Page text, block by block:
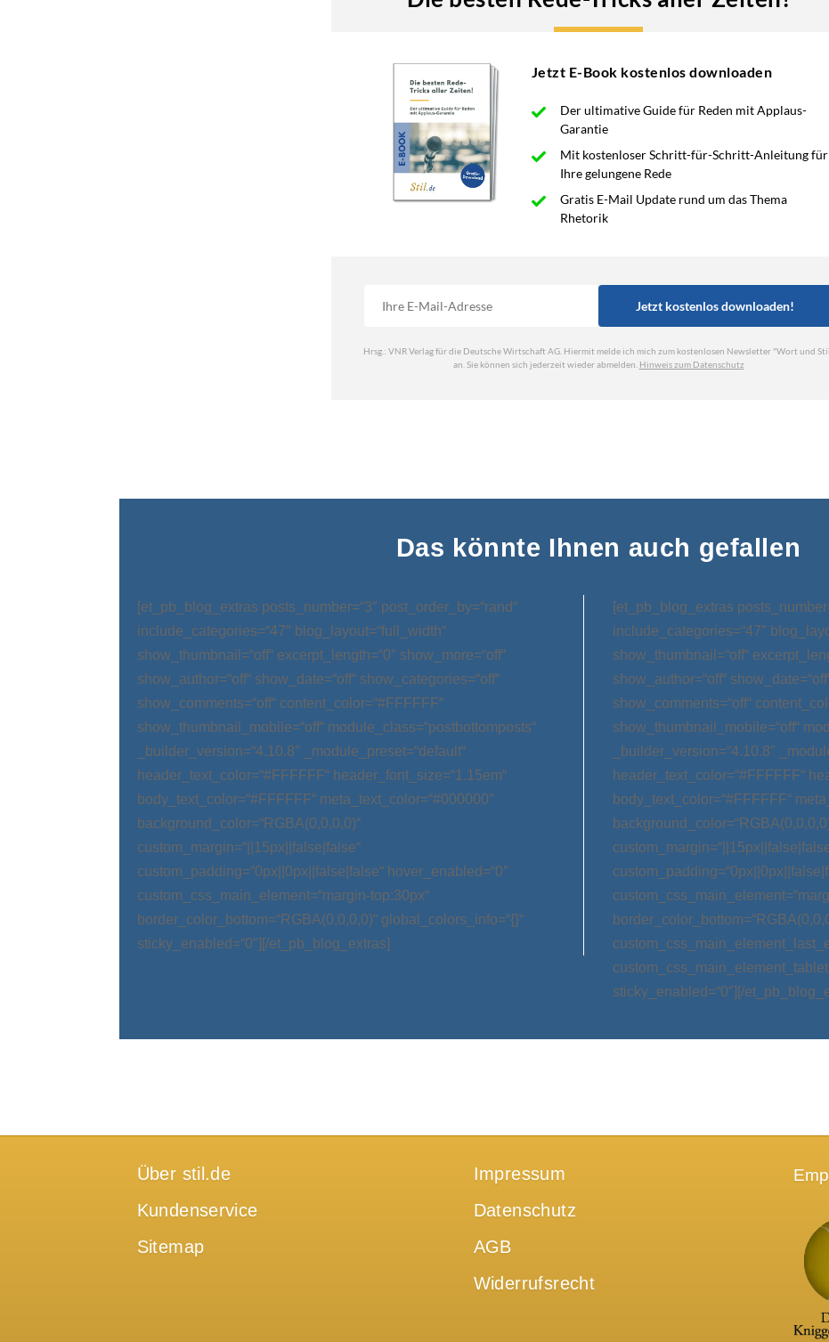
Das könnte Ihnen auch gefallen
[et_pb_blog_extras posts_number=“3″ post_order_by=“rand“
include_categories=“47″ blog_layout=“full_width“
show_thumbnail=“off“ excerpt_length=“0″ show_more=“off“
show_author=“off“ show_date=“off“ show_categories=“off“
show_comments=“off“ content_color=“#FFFFFF“
show_thumbnail_mobile=“off“ module_class=“postbottomposts“
_builder_version=“4.10.8″ _module_preset=“default“
header_text_color=“#FFFFFF“ header_font_size=“1.15em“
body_text_color=“#FFFFFF“ meta_text_color=“#000000″
background_color=“RGBA(0,0,0,0)“
custom_margin=“||15px||false|false“
custom_padding=“0px||0px||false|false“ hover_enabled=“0″
custom_css_main_element=“margin-top:30px“
border_color_bottom=“RGBA(0,0,0,0)“ global_colors_info=“{}“
sticky_enabled=“0″][/et_pb_blog_extras]
[et_pb_blog_extras
include_categories=“47″
show_thumbnail=“off“
show_author=“off“
show_comments=“off“
show_thumbnail_mobile=“off“
_builder_version=“4.10.8″
header_text_color=“#FFFFFF“
body_text_color=“#FFFFFF“
sticky_enabled=“0″][/
Über stil.de
Kundenservice
Sitemap
Impressum
Datenschutz
AGB
Widerrufsrecht